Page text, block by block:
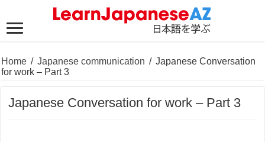
Home / Japanese communication / Japanese Conversation
for work – Part 3
Japanese Conversation for work – Part 3